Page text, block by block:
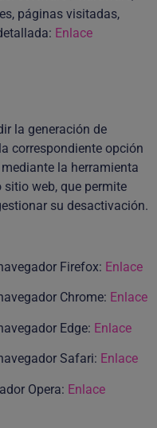
páginas visitadas,
Enlace
la generación de
correspondiente opción
la herramienta
sitio web, que permite
su desactivación.
Firefox: Enlace
Chrome: Enlace
Edge: Enlace
Safari: Enlace
Opera: Enlace